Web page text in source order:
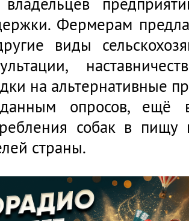
Фермерам
виды
на альтернативные
опросов, ещё
собак в
страны.